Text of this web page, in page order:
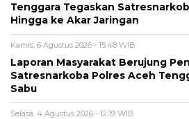
Tenggara Tegaskan
Hingga ke Akar Jaringan
Kamis, 6 Agustus 2026 - 15:48 WIB
Laporan Masyarakat Berujung
Satresnarkoba Polres Aceh
Sabu
Selasa, 4 Agustus 2026 - 12:19 WIB